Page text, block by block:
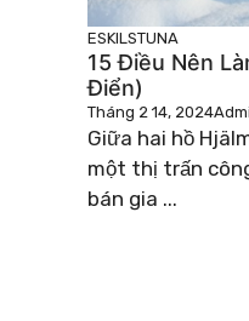
ESKILSTUNA
15 Điều Nên
Điển)
Tháng 2 14, 2024
Giữa hai hồ
một thị trấn
bán gia ...